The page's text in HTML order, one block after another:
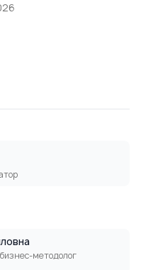
методолог